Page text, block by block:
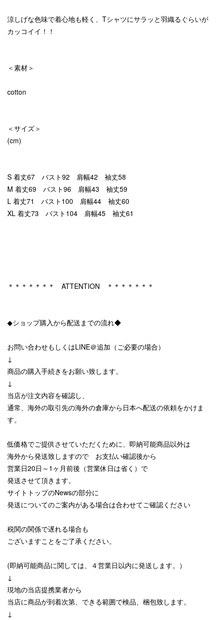
涼しげな色味で着心地も軽く、Tシャツにサラッと羽織るぐらいが
カッコイイ！！
＜素材＞
cotton
＜サイズ＞
(cm)
S 着丈67 バスト92 肩幅42 袖丈58
M 着丈69 バスト96 肩幅43 袖丈59
L 着丈71 バスト100 肩幅44 袖丈60
XL 着丈73 バスト104 肩幅45 袖丈61
＊＊＊＊＊＊＊ ATTENTION ＊＊＊＊＊＊＊
◆ショップ購入から配送までの流れ◆
お問い合わせもしくはLINE＠追加（ご必要の場合）
↓
商品の購入手続きをお願い致します。
↓
当店が注文内容を確認し、
通常、海外の取引先の海外の倉庫から日本へ配送の依頼をかけま
す。
低価格でご提供させていただくために、即納可能商品以外は
海外から発送致しますので お支払い確認後から
営業日20日～1ヶ月前後（営業休日は省く）で
発送させて頂きます。
サイトトップのNewsの部分に
発送についてのご案内がある場合は合わせてご確認ください
税関の関係で遅れる場合も
ございますことをご了承ください。
(即納可能商品に関しては、４営業日以内に発送します。）
↓
現地の当店提携業者から
当店に商品が到着次第、できる範囲で検品、梱包致します。
↓